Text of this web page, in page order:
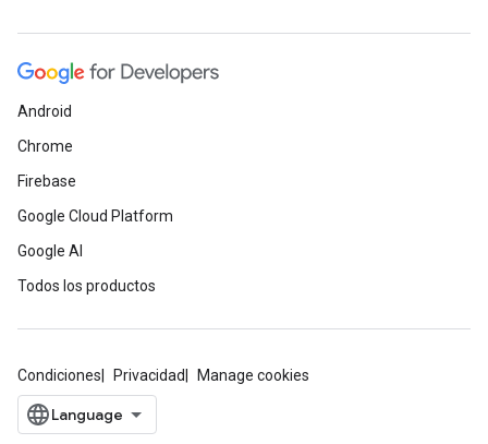
Android
Chrome
Firebase
Google Cloud Platform
Google AI
Todos los productos
Condiciones Privacidad Manage cookies